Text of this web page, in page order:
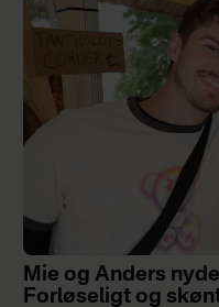
Mie og Anders
Forløseligt og